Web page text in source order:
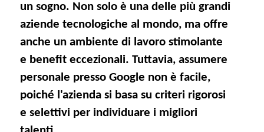
un sogno. Non solo è una delle più grandi
aziende tecnologiche al mondo, ma offre
anche un ambiente di lavoro stimolante
e benefit eccezionali. Tuttavia, assumere
personale presso Google non è facile,
poiché l'azienda si basa su criteri rigorosi
e selettivi per individuare i migliori